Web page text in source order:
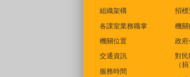
組織架構
各課室業務職掌
機關位置
交通資訊
服務時間
招標
機關
政府
對民
（